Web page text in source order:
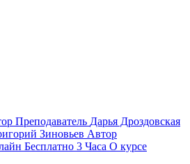
Преподаватель Дарья Дроздовская
Зиновьев Автор
Бесплатно 3 Часа О курсе